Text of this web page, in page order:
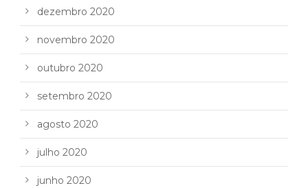
dezembro 2020
novembro 2020
outubro 2020
setembro 2020
agosto 2020
julho 2020
junho 2020